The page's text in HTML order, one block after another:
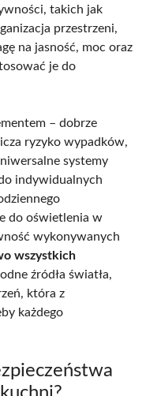
takich jak
przestrzeni,
na jasność, moc oraz
je do
– dobrze
ryzyko wypadków,
systemy
indywidualnych
do oświetlenia w
wykonywanych
wszystkich
źródła światła,
która z
każdego